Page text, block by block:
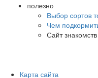
полезно
Выбор сортов
Чем
Сайт знакомств
Карта сайта